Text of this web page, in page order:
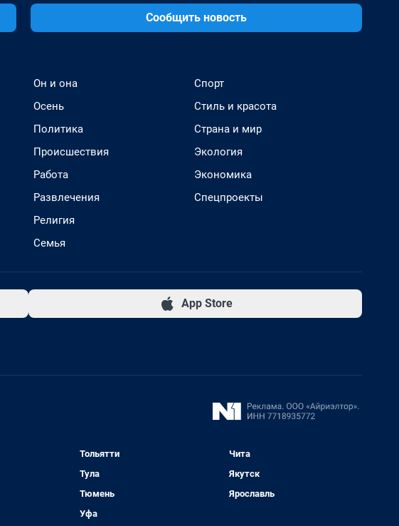
Сообщить новость
Он и она
Осень
Политика
Происшествия
Работа
Развлечения
Религия
Семья
Спорт
Стиль и красота
Страна и мир
Экология
Экономика
Спецпроекты
App Store
Тольятти
Тула
Тюмень
Уфа
Чита
Якутск
Ярославль